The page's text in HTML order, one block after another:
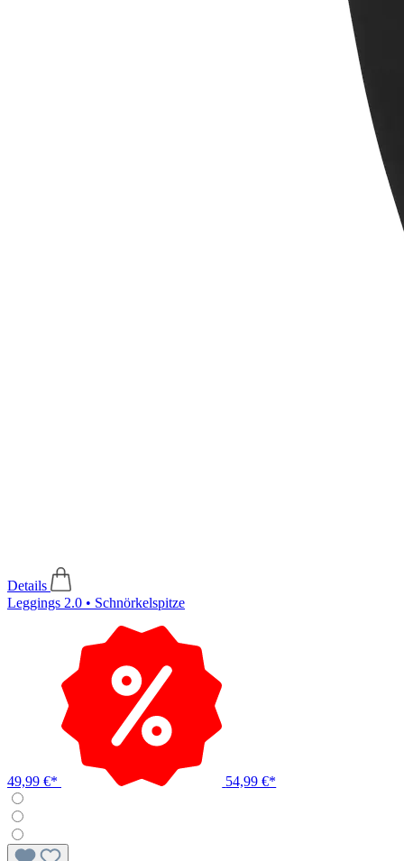
Details
Leggings 2.0 • Schnörkelspitze
49,99 €* 54,99 €*